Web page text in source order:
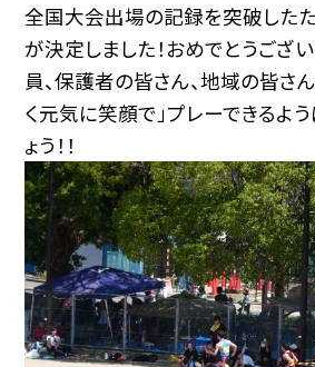
全国大会出場の記録を突破した
が決定しました！おめでとうござ
員、保護者の皆さん、地域の皆さ
く元気に笑顔で」プレーできるよ
ょう！！